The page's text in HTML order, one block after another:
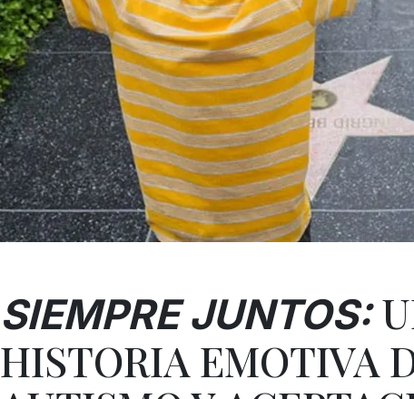
SIEMPRE JUNTOS:
HISTORIA EMOTIVA